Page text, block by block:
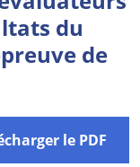
du
de
le PDF